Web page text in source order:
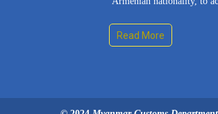
Read More